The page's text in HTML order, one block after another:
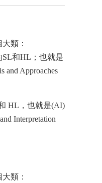
類：
和HL；也就是
and Approaches
HL，也就是(AI)
Interpretation
類：